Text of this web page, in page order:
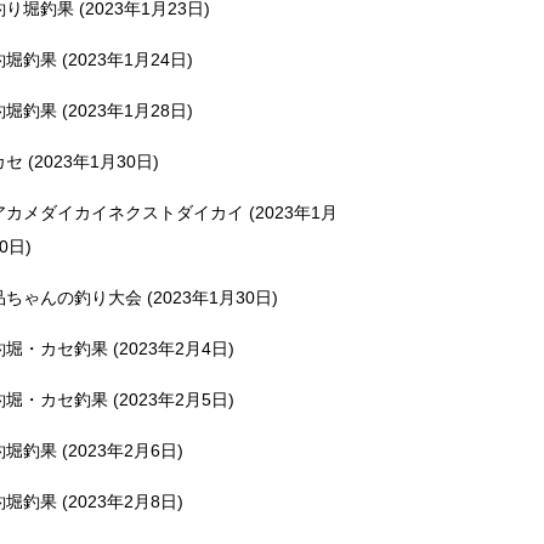
り堀釣果 (2023年1月23日)
堀釣果 (2023年1月24日)
堀釣果 (2023年1月28日)
セ (2023年1月30日)
カメダイカイネクストダイカイ (2023年1月
日)
ちゃんの釣り大会 (2023年1月30日)
堀・カセ釣果 (2023年2月4日)
堀・カセ釣果 (2023年2月5日)
堀釣果 (2023年2月6日)
堀釣果 (2023年2月8日)